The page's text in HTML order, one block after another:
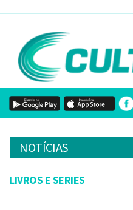
NOTÍCIAS
LIVROS E SERIES